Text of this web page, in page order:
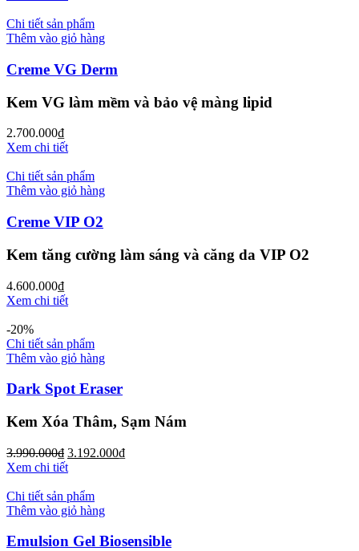
Chi tiết sản phẩm
Thêm vào giỏ hàng
Creme VG Derm
Kem VG làm mềm và bảo vệ màng lipid
2.700.000₫
Xem chi tiết
Chi tiết sản phẩm
Thêm vào giỏ hàng
Creme VIP O2
Kem tăng cường làm sáng và căng da VIP O2
4.600.000₫
Xem chi tiết
-20%
Chi tiết sản phẩm
Thêm vào giỏ hàng
Dark Spot Eraser
Kem Xóa Thâm, Sạm Nám
3.990.000₫ 3.192.000₫
Xem chi tiết
Chi tiết sản phẩm
Thêm vào giỏ hàng
Emulsion Gel Biosensible